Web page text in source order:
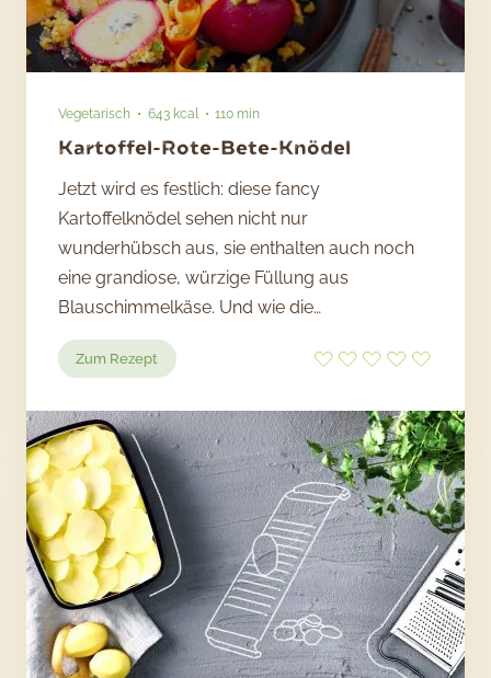
Vegetarisch 643 kcal 110 min
Kartoffel-Rote-Bete-Knödel
Jetzt wird es festlich: diese fancy
Kartoffelknödel sehen nicht nur
wunderhübsch aus, sie enthalten auch noch
eine grandiose, würzige Füllung aus
Blauschimmelkäse. Und wie die…
Zum Rezept
Kartoffel-
Bete-
Knödel